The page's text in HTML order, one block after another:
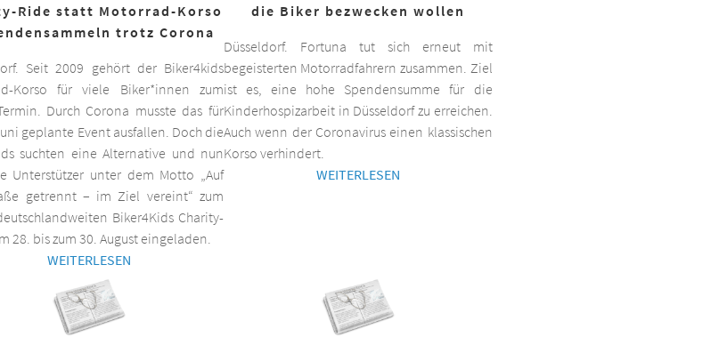
Ride statt Motorrad-Korso
trotz Corona
Seit 2009 gehört der Biker4kids
Korso für viele Biker*innen zum
Durch Corona musste das für
geplante Event ausfallen. Doch die
suchten eine Alternative und nun
Unterstützer unter dem Motto „Auf
getrennt – im Ziel vereint“ zum
Biker4Kids Charity-
28. bis zum 30. August eingeladen.
WEITERLESEN
die Biker bezwecken wollen
Düsseldorf. Fortuna tut sich erneut mit
begeisterten Motorradfahrern zusammen. Ziel
ist es, eine hohe Spendensumme für die
Kinderhospizarbeit in Düsseldorf zu erreichen.
Auch wenn der Coronavirus einen klassischen
Korso verhindert.
WEITERLESEN